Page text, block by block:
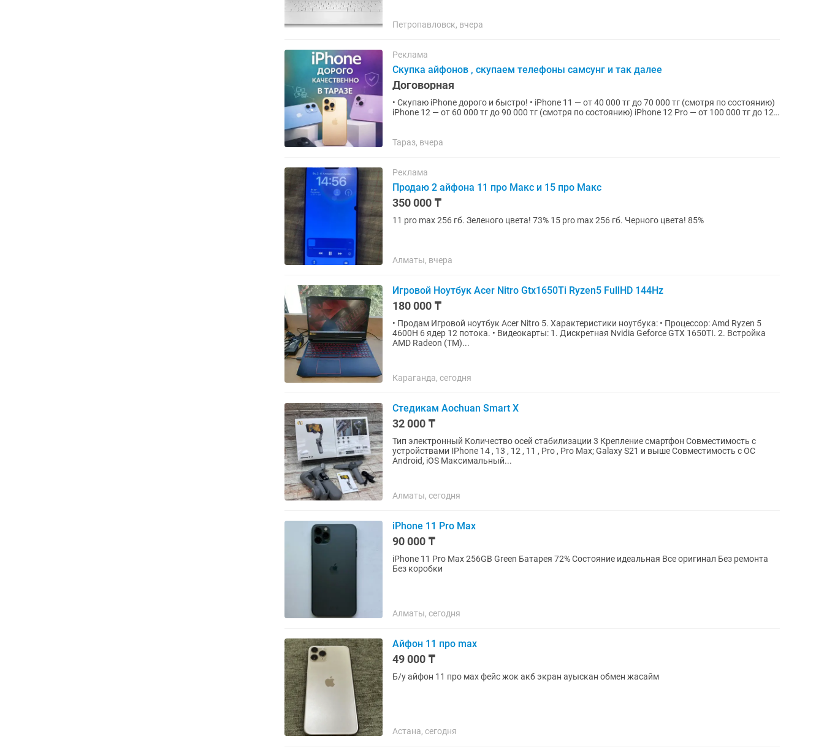
Петропавловск, вчера
Реклама
Скупка айфонов , скупаем телефоны самсунг и так далее
Договорная
• Скупаю iPhone дорого и быстро! • iPhone 11 — от 40 000 тг до 70 000 тг (смотря по состоянию)
iPhone 12 — от 60 000 тг до 90 000 тг (смотря по состоянию) iPhone 12 Pro — от 100 000 тг до 120
Тараз, вчера
Реклама
Продаю 2 айфона 11 про Макс и 15 про Макс
350 000 ₸
11 pro max 256 гб. Зеленого цвета! 73% 15 pro max 256 гб. Черного цвета! 85%
Алматы, вчера
Игровой Ноутбук Acer Nitro Gtx1650Ti Ryzen5 FullHD 144Hz
180 000 ₸
• Продам Игровой ноутбук Acer Nitro 5. Характеристики ноутбука: • Процессор: Amd Ryzen 5
4600H 6 ядер 12 потока. • Видеокарты: 1. Дискретная Nvidia Geforce GTX 1650TI. 2. Встройка
AMD Radeon (TM)...
Караганда, сегодня
Стедикам Aochuan Smart X
32 000 ₸
Тип электронный Количество осей стабилизации 3 Крепление смартфон Совместимость с
устройствами IPhone 14 , 13 , 12 , 11 , Pro , Pro Max; Galaxy S21 и выше Совместимость с ОС
Android, iOS Максимальный...
Алматы, сегодня
iPhone 11 Pro Max
90 000 ₸
iPhone 11 Pro Max 256GB Green Батарея 72% Состояние идеальная Все оригинал Без ремонта
Без коробки
Алматы, сегодня
Айфон 11 про max
49 000 ₸
Б/у айфон 11 про мах фейс жок акб экран ауыскан обмен жасайм
Астана, сегодня